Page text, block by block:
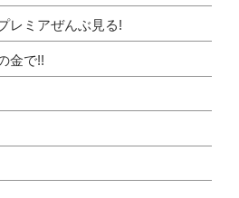
レミアぜんぶ見る!
金で!!